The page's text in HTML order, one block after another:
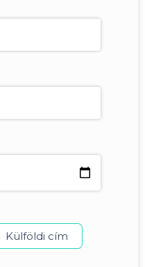
Külföldi cím